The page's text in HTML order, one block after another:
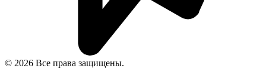
© 2026 Все права защищены.